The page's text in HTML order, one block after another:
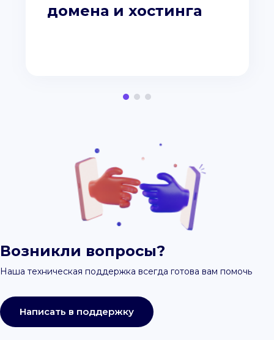
домена и хостинга
Возникли вопросы?
Наша техническая поддержка всегда готова вам помочь
Написать в поддержку